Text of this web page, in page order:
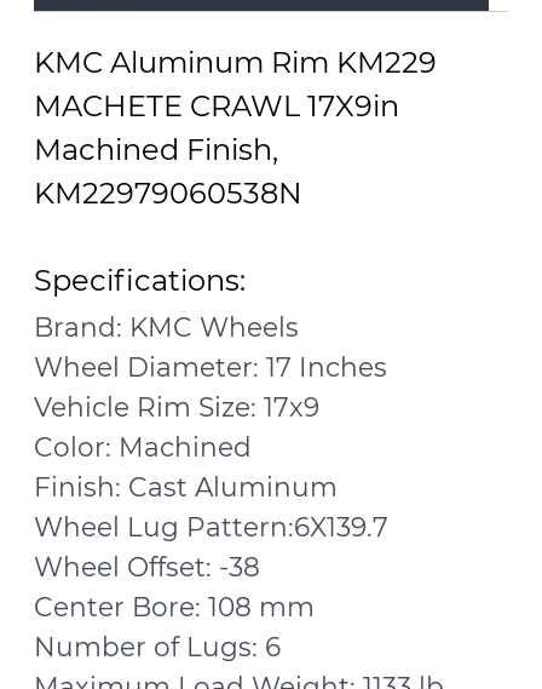
KMC Aluminum Rim KM229
MACHETE CRAWL 17X9in
Machined Finish,
KM22979060538N
Specifications:
Brand: KMC Wheels
Wheel Diameter: 17 Inches
Vehicle Rim Size: 17x9
Color: Machined
Finish: Cast Aluminum
Wheel Lug Pattern:6X139.7
Wheel Offset: -38
Center Bore: 108 mm
Number of Lugs: 6